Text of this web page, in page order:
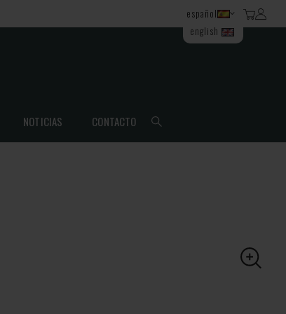
español
english
NOTICIAS CONTACTO